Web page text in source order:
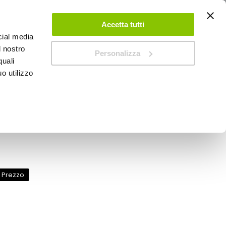
media
nostro
utilizzo
Accetta tutti
Personalizza
ACCEDI CREA UN ACCOUNT CONTATTACI